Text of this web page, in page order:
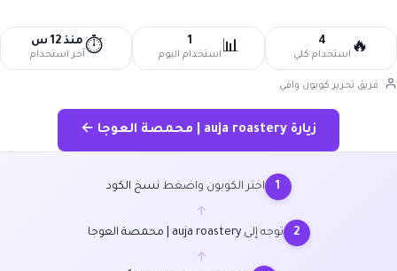
🔥
4
استخدام كلي 📊
1
استخدام اليوم ⏱️منذ 12 س
آخر استخدام
فريق تحرير كوبون وافي
زيارة auja roastery | محمصة العوجا ←
1 اختر الكوبون واضغط نسخ الكود
←
2 توجه إلىauja roastery | محمصة العوجا
←